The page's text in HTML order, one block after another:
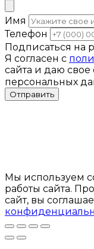
Имя
Телефон
Подписаться на
Я согласен с
сайта и даю свое
персональных
Отправить
Мы используем
работы сайта.
сайт, вы